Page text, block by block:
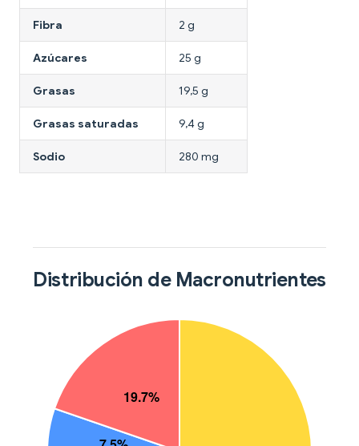
Fibra 2 g
Azúcares 25 g
Grasas 19,5 g
Grasas saturadas 9,4 g
Sodio 280 mg
Distribución de Macronutrientes